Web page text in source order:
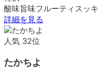
酸味旨味フルーティ スッ
詳細を見る
人気 32位
たかちよ